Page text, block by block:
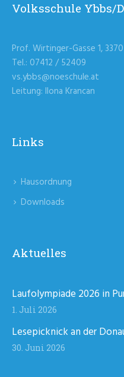
Volksschule Ybbs/
Prof. Wirtinger-Gasse 1,
Tel.: 07412 / 52409
vs.ybbs@noeschule.at
Leitung: Ilona Krancan
Links
Hausordnung
Downloads
Aktuelles
Laufolympiade 2026 in
1. Juli 2026
Lesepicknick an der
30. Juni 2026